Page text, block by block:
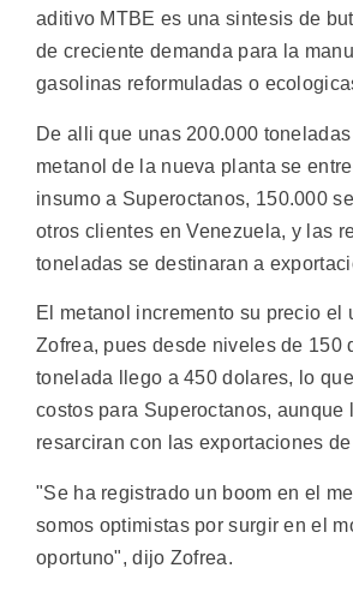
aditivo MTBE es una sintesis de
de creciente demanda para la
gasolinas reformuladas o
De alli que unas 200.000
metanol de la nueva planta se
insumo a Superoctanos, 150.000
otros clientes en Venezuela, y las
toneladas se destinaran a
El metanol incremento su precio el
Zofrea, pues desde niveles de 150
tonelada llego a 450 dolares, lo
costos para Superoctanos, aunque
resarciran con las exportaciones
"Se ha registrado un boom en el
somos optimistas por surgir en el
oportuno", dijo Zofrea.